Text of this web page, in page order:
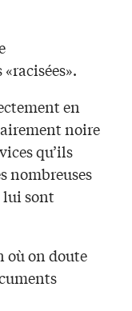
en
noire
qu’ils
nombreuses
sont
où on doute